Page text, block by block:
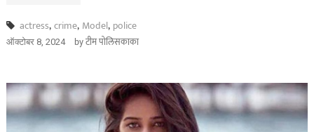
actress,crime, Model, police
ऑक्टोबर 8, 2024 byटीम पोलिसकाका